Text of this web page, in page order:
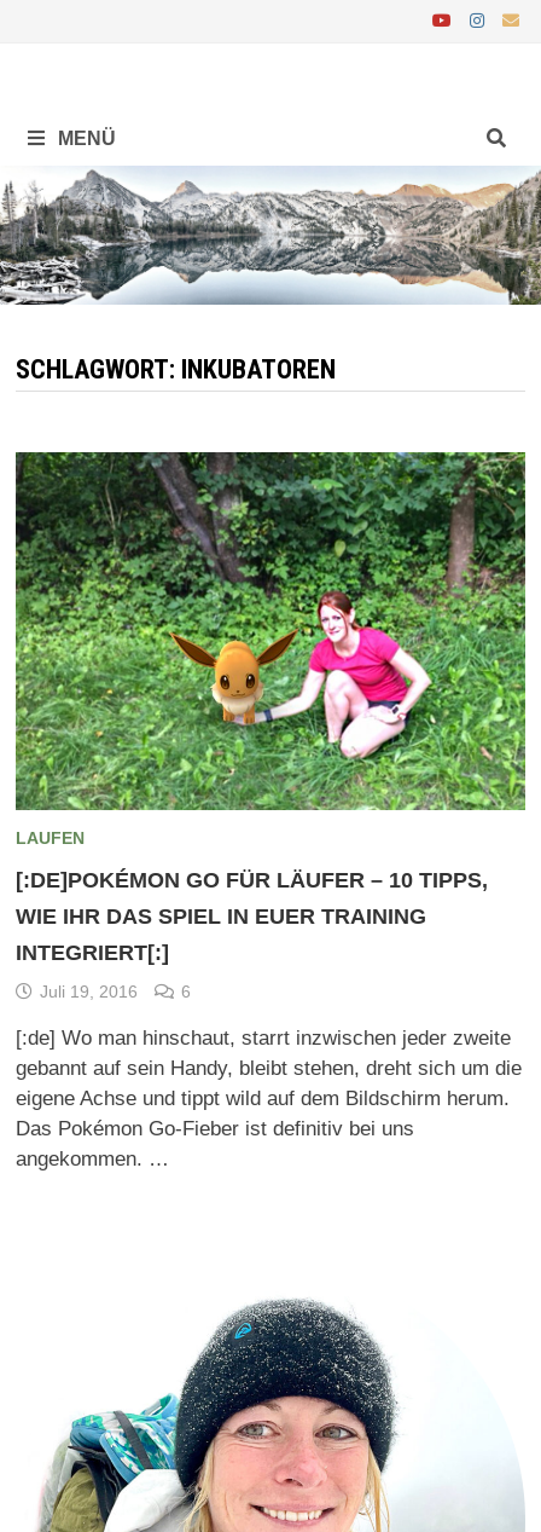
MENÜ
SCHLAGWORT: INKUBATOREN
LAUFEN
[:DE]POKÉMON GO FÜR LÄUFER – 10 TIPPS,
WIE IHR DAS SPIEL IN EUER TRAINING
INTEGRIERT[:]
Juli 19, 2016 6
[:de] Wo man hinschaut, starrt inzwischen jeder zweite
gebannt auf sein Handy, bleibt stehen, dreht sich um die
eigene Achse und tippt wild auf dem Bildschirm herum.
Das Pokémon Go-Fieber ist definitiv bei uns
angekommen. …